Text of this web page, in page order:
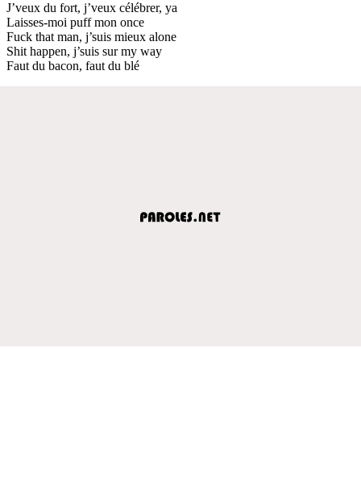
J’veux du fort, j’veux célébrer, ya
Laisses-moi puff mon once
Fuck that man, j’suis mieux alone
Shit happen, j’suis sur my way
Faut du bacon, faut du blé